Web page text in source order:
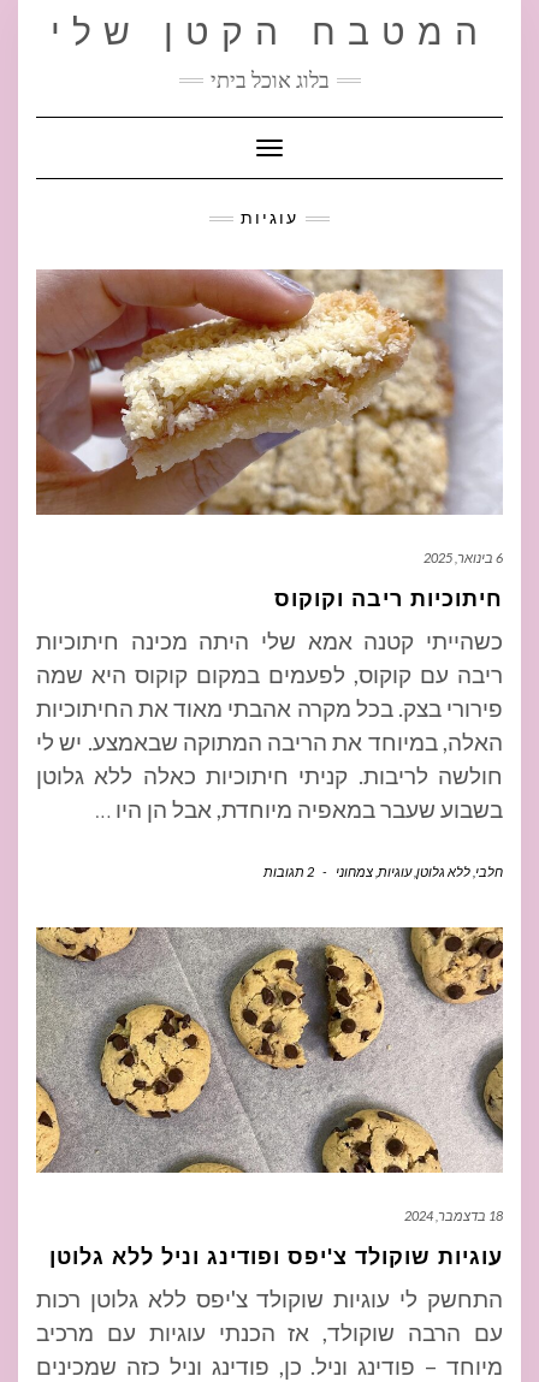
המטבח הקטן שלי
בלוג אוכל ביתי
Toggle Navigation
עוגיות
6 בינואר, 2025
חיתוכיות ריבה וקוקוס
כשהייתי קטנה אמא שלי היתה מכינה חיתוכיות
ריבה עם קוקוס, לפעמים במקום קוקוס היא שמה
פירורי בצק. בכל מקרה אהבתי מאוד את החיתוכיות
האלה, במיוחד את הריבה המתוקה שבאמצע. יש לי
חולשה לריבות. קניתי חיתוכיות כאלה ללא גלוטן
בשבוע שעבר במאפיה מיוחדת, אבל הן היו …
חלבי ללא גלוטן ,עוגיות צמחוני - 2 תגובות
18 בדצמבר, 2024
עוגיות שוקולד צ'יפס ופודינג וניל ללא גלוטן
התחשק לי עוגיות שוקולד צ'יפס ללא גלוטן רכות
עם הרבה שוקולד, אז הכנתי עוגיות עם מרכיב
מיוחד – פודינג וניל. כן, פודינג וניל כזה שמכינים